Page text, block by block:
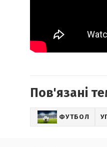
Пов'язані
ФУТБОЛ